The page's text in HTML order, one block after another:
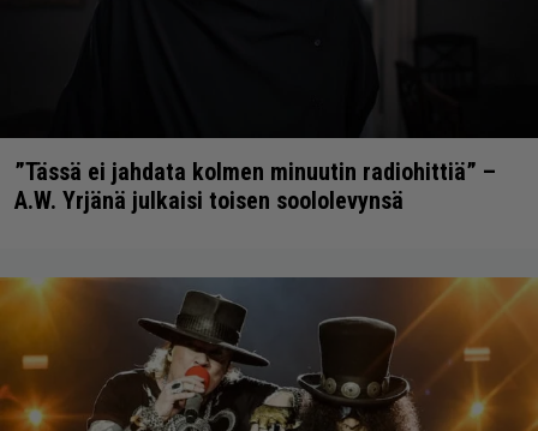
”Tässä ei jahdata kolmen minuutin radiohittiä” –
A.W. Yrjänä julkaisi toisen soololevynsä